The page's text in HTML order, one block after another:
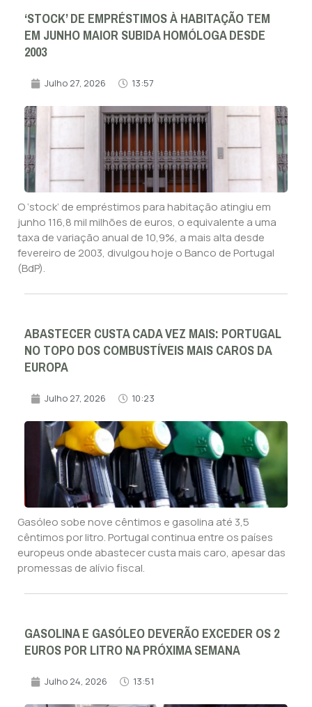
‘STOCK’ DE EMPRÉSTIMOS À HABITAÇÃO TEM
EM JUNHO MAIOR SUBIDA HOMÓLOGA DESDE
2003
Julho 27, 2026 13:57
O ‘stock’ de empréstimos para habitação atingiu em
junho 116,8 mil milhões de euros, o equivalente a uma
taxa de variação anual de 10,9%, a mais alta desde
fevereiro de 2003, divulgou hoje o Banco de Portugal
(BdP).
ABASTECER CUSTA CADA VEZ MAIS: PORTUGAL
NO TOPO DOS COMBUSTÍVEIS MAIS CAROS DA
EUROPA
Julho 27, 2026 10:23
Gasóleo sobe nove cêntimos e gasolina até 3,5
cêntimos por litro. Portugal continua entre os países
europeus onde abastecer custa mais caro, apesar das
promessas de alívio fiscal.
GASOLINA E GASÓLEO DEVERÃO EXCEDER OS 2
EUROS POR LITRO NA PRÓXIMA SEMANA
Julho 24, 2026 13:51